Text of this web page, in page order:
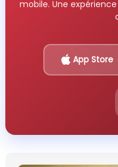
mobile. Une
App Store